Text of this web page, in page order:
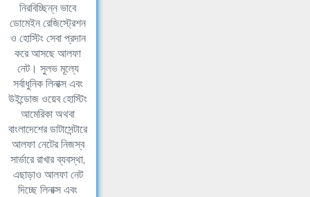
নিরবিচ্ছিন্ন ভাবে
ডোমেইন রেজিস্ট্রেশন
ও হোস্টিং সেবা প্রদান
করে আসছে আলফা
নেট। সুলভ মূল্যে
সর্বাধুনিক লিনাক্স এবং
উইন্ডোজ ওয়েব হোস্টিং
আমেরিকা অথবা
বাংলাদেশের ডাটাসেন্টারে
আলফা নেটের নিজস্ব
সার্ভারে রাখার ব্যবস্থা,
এছাড়াও আলফা নেট
দিচ্ছে লিনাক্স এবং